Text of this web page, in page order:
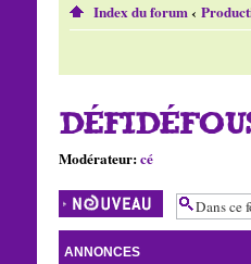
Index du forum‹
Modérateur:cé
Écrire un nouveau
sujet
ANNONCES